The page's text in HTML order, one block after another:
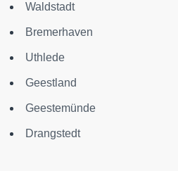
Waldstadt
Bremerhaven
Uthlede
Geestland
Geestemünde
Drangstedt